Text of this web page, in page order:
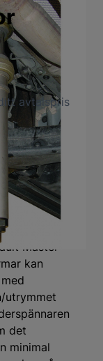
avtalspris
för AWD,
Ducato,
4-
Master
kan
utrymmet
det
minimal